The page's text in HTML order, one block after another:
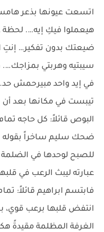
اتسعت عيونها بذعر
هيعملوا فيكِ إيه….
ضيعتك بدون تفكير… إنتِ
سيبتيه وهربتي
في إيد واحد مبيرحمش حد.
تيبست في مكانها بعد أن
البوص قائلاً: كل حاجه
ضحك سليم ساخراً بقوله
للصبح لوحدها في
عبارته ليبث الرعب في
فابتسم ابراهيم قائلاً:
انتفض قلبها برعب قوي،
الغرفة المظلمة مقيدةً